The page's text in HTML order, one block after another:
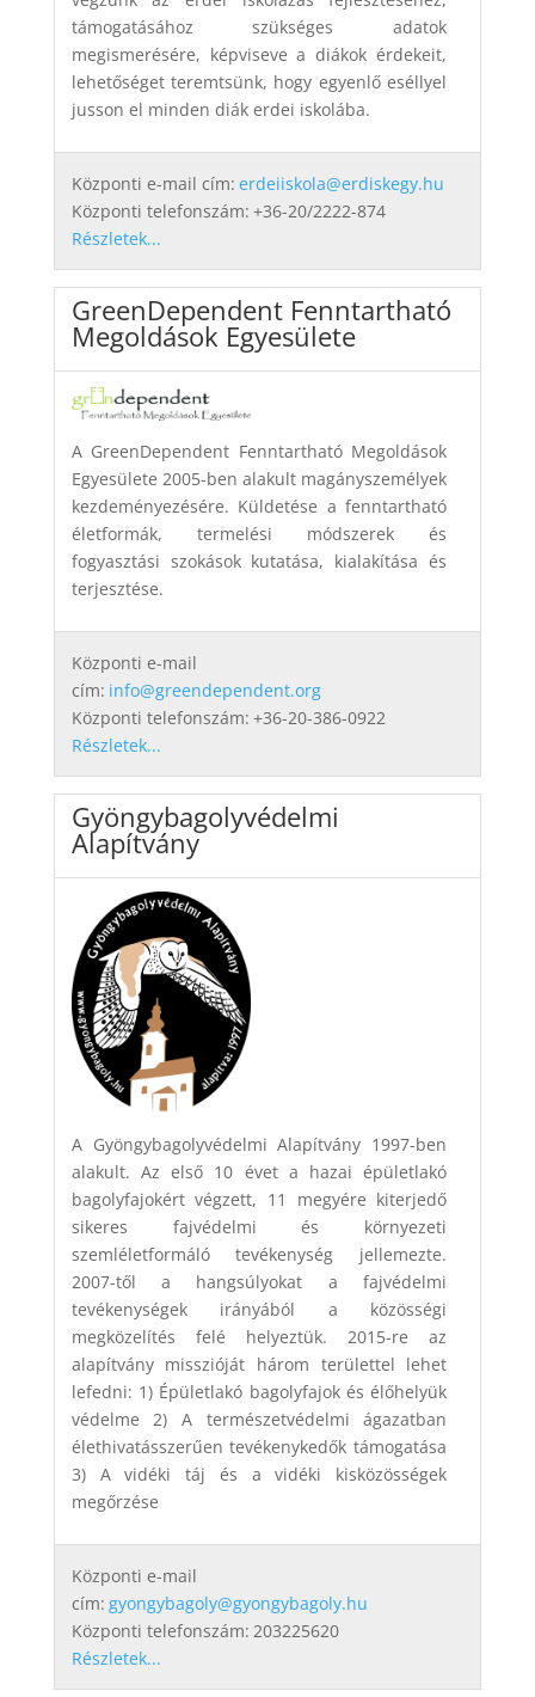
támogatásához szükséges adatok
megismerésére, képviseve a diákok érdekeit,
lehetőséget teremtsünk, hogy egyenlő eséllyel
jusson el minden diák erdei iskolába.
Központi e-mail cím: erdeiiskola@erdiskegy.hu
Központi telefonszám: +36-20/2222-874
Részletek...
GreenDependent Fenntartható
Megoldások Egyesülete
A GreenDependent Fenntartható Megoldások
Egyesülete 2005-ben alakult magányszemélyek
kezdeményezésére. Küldetése a fenntartható
életformák, termelési módszerek és
fogyasztási szokások kutatása, kialakítása és
terjesztése.
Központi e-mail
cím: info@greendependent.org
Központi telefonszám: +36-20-386-0922
Részletek...
Gyöngybagolyvédelmi
Alapítvány
A Gyöngybagolyvédelmi Alapítvány 1997-ben
alakult. Az első 10 évet a hazai épületlakó
bagolyfajokért végzett, 11 megyére kiterjedő
sikeres fajvédelmi és környezeti
szemléletformáló tevékenység jellemezte.
2007-től a hangsúlyokat a fajvédelmi
tevékenységek irányából a közösségi
megközelítés felé helyeztük. 2015-re az
alapítvány misszióját három területtel lehet
lefedni: 1) Épületlakó bagolyfajok és élőhelyük
védelme 2) A természetvédelmi ágazatban
élethivatásszerűen tevékenykedők támogatása
3) A vidéki táj és a vidéki kisközösségek
megőrzése
Központi e-mail
cím: gyongybagoly@gyongybagoly.hu
Központi telefonszám: 203225620
Részletek...